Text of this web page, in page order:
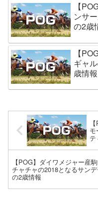
【
ンサ
の2歳
【
ギャ
歳情報
モ
テ
【POG】ダイワメジャー産
チャチャの2018となるサン
の2歳情報